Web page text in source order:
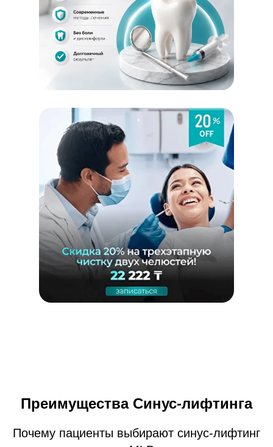
Преимущества Синус-лифтинга
Почему пациенты выбирают синус-лифтинг